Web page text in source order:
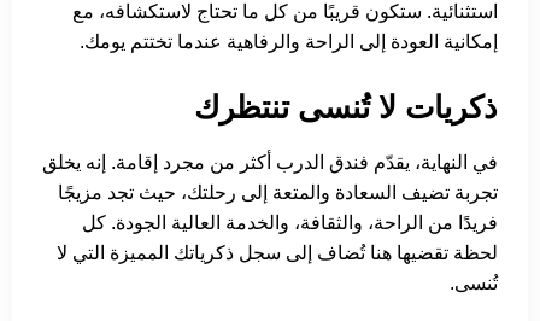
استثنائية. ستكون قريبًا من كل ما تحتاج لاستكشافه، مع
إمكانية العودة إلى الراحة والرفاهية عندما تختتم يومك.
ذكريات لا تُنسى تنتظرك
في النهاية، يقدّم فندق الدرب أكثر من مجرد إقامة. إنه يخلق
تجربة تضيف السعادة والمتعة إلى رحلتك، حيث تجد مزيجًا
فريدًا من الراحة، والثقافة، والخدمة العالية الجودة. كل
لحظة تقضيها هنا تُضاف إلى سجل ذكرياتك المميزة التي لا
تُنسى.